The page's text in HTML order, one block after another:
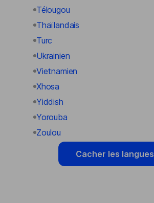
Télougou
Thaïlandais
Turc
Ukrainien
Vietnamien
Xhosa
Yiddish
Yorouba
Zoulou
Cacher les langues